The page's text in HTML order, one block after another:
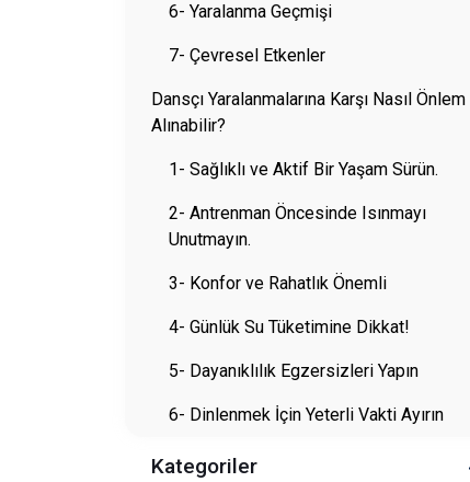
6- Yaralanma Geçmişi
7- Çevresel Etkenler
Dansçı Yaralanmalarına Karşı Nasıl Önlem
Alınabilir?
1- Sağlıklı ve Aktif Bir Yaşam Sürün.
2- Antrenman Öncesinde Isınmayı
Unutmayın.
3- Konfor ve Rahatlık Önemli
4- Günlük Su Tüketimine Dikkat!
5- Dayanıklılık Egzersizleri Yapın
6- Dinlenmek İçin Yeterli Vakti Ayırın
Kategoriler